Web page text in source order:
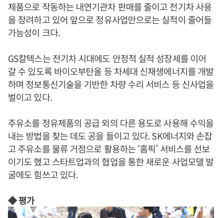
제품으로 작동하는 내연기관차 판매를 줄이고 전기차 사용
을 장려하고 있어 앞으로 정유사업만으로는 실적이 줄어들
가능성이 크다.
GS칼텍스는 전기차 시대에도 안정적 실적 성장세를 이어
갈 수 있도록 바이오부탄올 등 차세대 신재생에너지를 개발
하며 정보통신기술을 기반한 차량 수리 서비스 등 신사업을
벌이고 있다.
주유소를 정유제품의 공급 외의 다른 용도로 사용해 수익을
내는 방법을 찾는 데도 공을 들이고 있다. SK에너지와 손잡
고 주유소를 물류 거점으로 활용하는 ‘홈픽’ 서비스를 선보
이기도 했고 스타트업과의 협업을 통한 새로운 사업모델 발
굴에도 힘쓰고 있다.
◆ 평가